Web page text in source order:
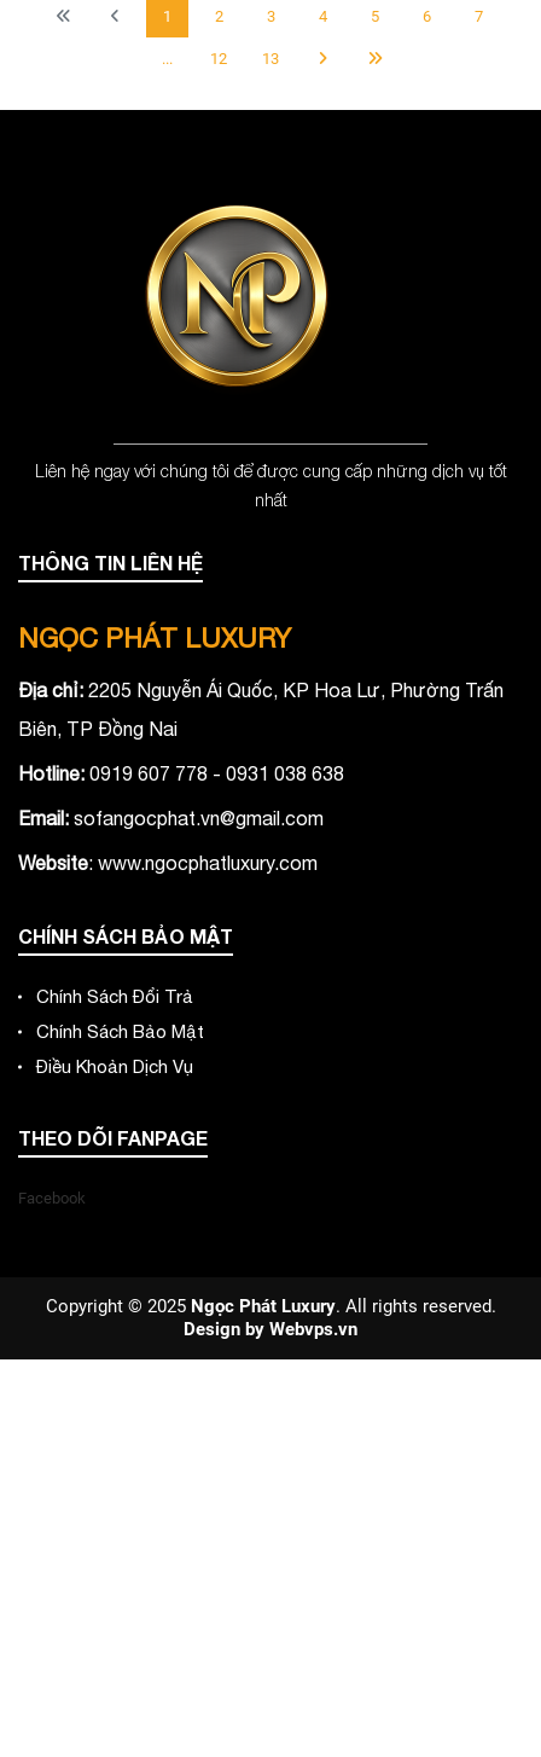
1 2 3 4 5 6 7
... 12 13
Liên hệ ngay với chúng tôi để được cung cấp những dịch vụ tốt
nhất
THÔNG TIN LIÊN HỆ
NGỌC PHÁT LUXURY
Địa chỉ: 2205 Nguyễn Ái Quốc, KP Hoa Lư, Phường Trấn
Biên, TP Đồng Nai
Hotline: 0919 607 778 - 0931 038 638
Email: sofangocphat.vn@gmail.com
Website: www.ngocphatluxury.com
CHÍNH SÁCH BẢO MẬT
Chính Sách Đổi Trả
Chính Sách Bảo Mật
Điều Khoản Dịch Vụ
THEO DÕI FANPAGE
Facebook
Copyright © 2025 Ngọc Phát Luxury. All rights reserved.
Design by Webvps.vn